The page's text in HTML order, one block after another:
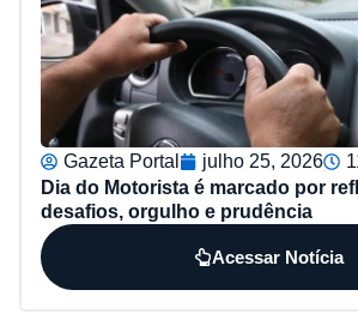
Gazeta Portal julho 25, 2026
Dia do Motorista é marcado por
desafios, orgulho e prudência
Acessar Notícia